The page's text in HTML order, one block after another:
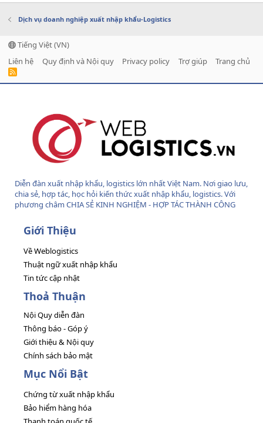
Dịch vụ doanh nghiệp xuất nhập khẩu-Logistics
Tiếng Việt (VN)
Liên hệ
Quy định và Nội quy Privacy policy Trợ giúp Trang chủ
R
Diễn đàn xuất nhập khẩu, logistics lớn nhất Việt Nam. Nơi giao lưu,
chia sẻ, hợp tác, học hỏi kiến thức xuất nhập khẩu, logistics. Với
phương châm CHIA SẺ KINH NGHIỆM - HỢP TÁC THÀNH CÔNG
Giới Thiệu
Về Weblogistics
Thuật ngữ xuất nhập khẩu
Tin tức cập nhật
Thoả Thuận
Nội Quy diễn đàn
Thông báo - Góp ý
Giới thiệu & Nội quy
Chính sách bảo mật
Mục Nổi Bật
Chứng từ xuất nhập khẩu
Bảo hiểm hàng hóa